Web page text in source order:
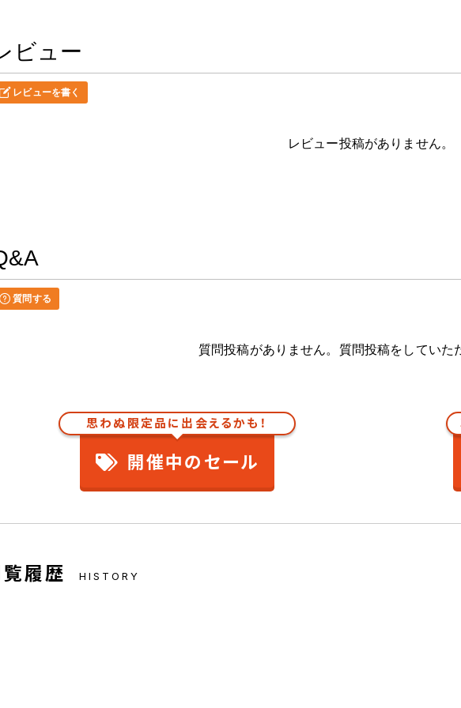
ビュー
レビューを書く
レビュー投稿がありません。
質問する
質問投稿がありません。質問投稿をしていた
思わぬ限定品に出会えるかも！
開催中のセール
覧履歴 HISTORY